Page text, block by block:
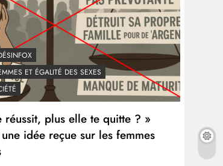
ET ÉGALITÉ DES SEXES
réussit, plus elle te quitte ? »
idée reçue sur les femmes